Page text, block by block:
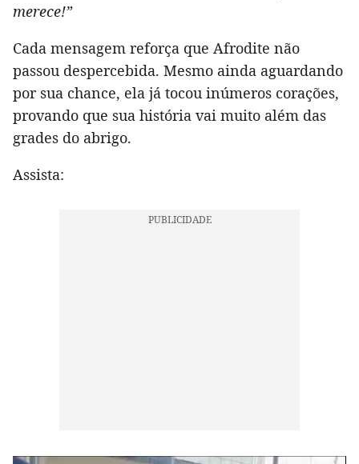
merece!”
Cada mensagem reforça que Afrodite não
passou despercebida. Mesmo ainda aguardando
por sua chance, ela já tocou inúmeros corações,
provando que sua história vai muito além das
grades do abrigo.
Assista: